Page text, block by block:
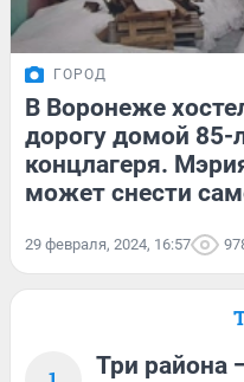
ГОРОД
В Воронеже
дорогу домой 85-
концлагеря.
может снести
29 февраля, 2024, 16:57
Три района